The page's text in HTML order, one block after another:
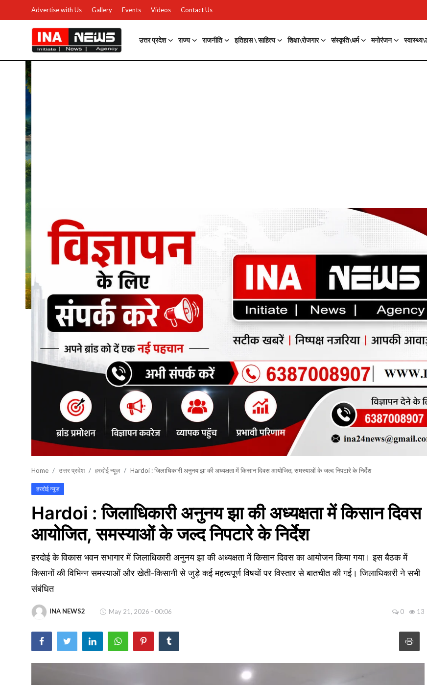
Advertise with Us Gallery Events Videos Contact Us
उत्तर प्रदेश राज्य राजनीति इतिहास \ साहित्य शिक्षा\रोजगार संस्कृति\धर्म मनोरंजन
उत्तर प्रदेश
Advertise with Us
Events
Gallery
राजनीति
Contacts
इतिहास \ साहित्य
शिक्षा\रोजगार
मनोरंजन
स्वास्थ्य\लाइफस्टाइल
अजब गजब
टेक्नोलॉजी / बिजनेस
वायरल न्यूज़
Home उत्तर प्रदेश हरदोई न्यूज़ Hardoi : जिलाधिकारी अनुनय झा की अध्यक्षता में किसान दिवस आयोजित, समस्याओं के जल्द निपटारे के निर्देश
हरदोई न्यूज़
Hardoi : जिलाधिकारी अनुनय झा की अध्यक्षता में किसान दिवस
आयोजित, समस्याओं के जल्द निपटारे के निर्देश
हरदोई के विकास भवन सभागार में जिलाधिकारी अनुनय झा की अध्यक्षता में किसान दिवस का आयोजन किया गया। इस बैठक में
किसानों की विभिन्न समस्याओं और खेती-किसानी से जुड़े कई महत्वपूर्ण विषयों पर विस्तार से बातचीत की गई। जिलाधिकारी ने सभी
संबंधित
INA NEWS2 May 21, 2026 - 00:06 0 13